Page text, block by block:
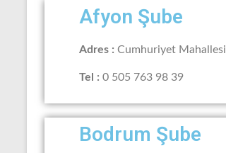
Afyon Şube
Adres : Cumhuriyet
Tel : 0 505 763 98 39
Bodrum Şube